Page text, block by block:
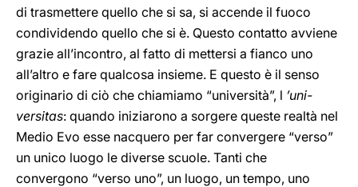
di trasmettere quello che si sa, si accende il fuoco
condividendo quello che si è. Questo contatto avviene
grazie all’incontro, al fatto di mettersi a fianco uno
all’altro e fare qualcosa insieme. E questo è il senso
originario di ciò che chiamiamo “università”, l ’uni-
versitas: quando iniziarono a sorgere queste realtà nel
Medio Evo esse nacquero per far convergere “verso”
un unico luogo le diverse scuole. Tanti che
convergono “verso uno”, un luogo, un tempo, uno